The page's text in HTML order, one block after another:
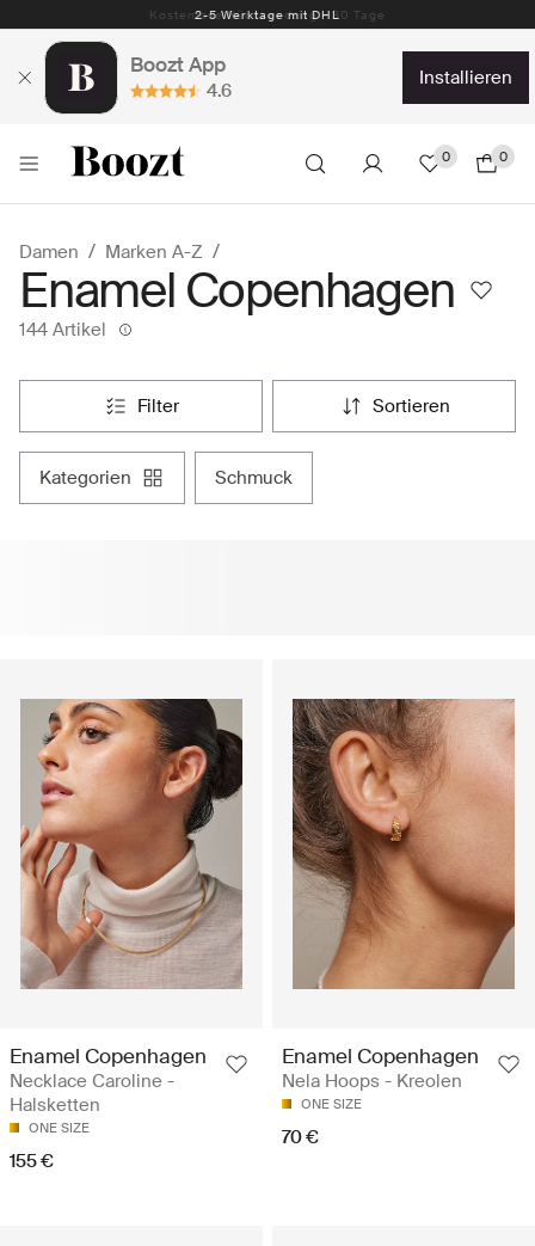
Kostenlose Rücksendung – 30 Tage
Boozt App
4.6
installieren
0 0
Damen Marken A-Z
Enamel Copenhagen
144 Artikel
filter sortieren
kategorien schmuck
Enamel Copenhagen
Necklace Caroline -
Halsketten
ONE SIZE
155 €
Enamel Copenhagen
Nela Hoops - Kreolen
ONE SIZE
70 €